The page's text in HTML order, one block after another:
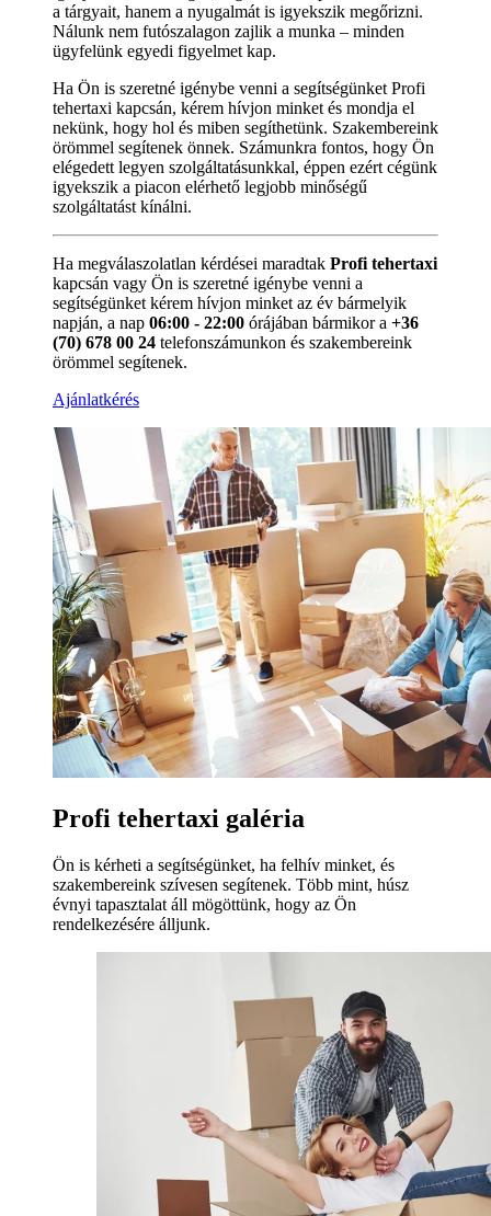
a tárgyait, hanem a nyugalmát is igyekszik megőrizni.
Nálunk nem futószalagon zajlik a munka – minden
ügyfelünk egyedi figyelmet kap.
Ha Ön is szeretné igénybe venni a segítségünket Profi
tehertaxi kapcsán, kérem hívjon minket és mondja el
nekünk, hogy hol és miben segíthetünk. Szakembereink
örömmel segítenek önnek. Számunkra fontos, hogy Ön
elégedett legyen szolgáltatásunkkal, éppen ezért cégünk
igyekszik a piacon elérhető legjobb minőségű
szolgáltatást kínálni.
Ha megválaszolatlan kérdései maradtak Profi tehertaxi
kapcsán vagy Ön is szeretné igénybe venni a
segítségünket kérem hívjon minket az év bármelyik
napján, a nap 06:00 - 22:00 órájában bármikor a +36
(70) 678 00 24 telefonszámunkon és szakembereink
örömmel segítenek.
Ajánlatkérés
Profi tehertaxi galéria
Ön is kérheti a segítségünket, ha felhív minket, és
szakembereink szívesen segítenek. Több mint, húsz
évnyi tapasztalat áll mögöttünk, hogy az Ön
rendelkezésére álljunk.